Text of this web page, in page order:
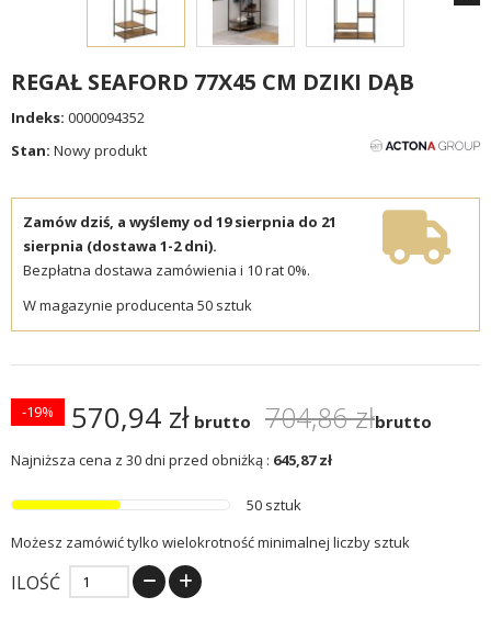
REGAŁ SEAFORD 77X45 CM DZIKI DĄB
Indeks: 0000094352
Stan: Nowy produkt
Zamów dziś, a wyślemy od 19 sierpnia do 21
sierpnia (dostawa 1-2 dni).
Bezpłatna dostawa zamówienia i 10 rat 0%.
W magazynie producenta 50 sztuk
570,94 zł brutto 704,86 złbrutto
-19%
Najniższa cena z 30 dni przed obniżką : 645,87 zł
50 sztuk
Możesz zamówić tylko wielokrotność minimalnej liczby sztuk
ILOŚĆ